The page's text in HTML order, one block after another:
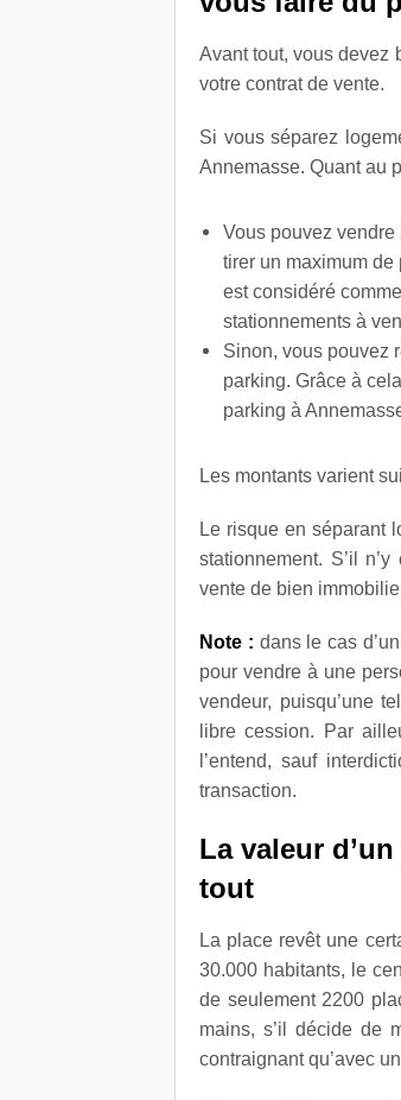
Avant tout, vous devez
votre contrat de vente.
Si vous séparez
Annemasse. Quant au
Vous pouvez
tirer un maximum de
est considéré
stationnements à
Sinon, vous pouvez
parking. Grâce à
parking à
Les montants varient
Le risque en séparant
stationnement. S’il
vente de bien
Note : dans le cas
pour vendre à une
vendeur, puisqu’une
libre cession. Par
l’entend, sauf
transaction.
La valeur
tout
La place revêt une
30.000 habitants, le
de seulement 2200
mains, s’il décide de
contraignant qu’avec